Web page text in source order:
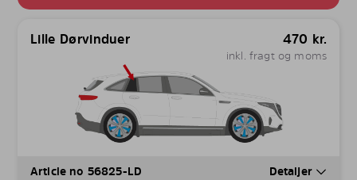
Lille Dørvinduer 470 kr.
inkl. fragt og moms
Article no 56825-LD Detaljer